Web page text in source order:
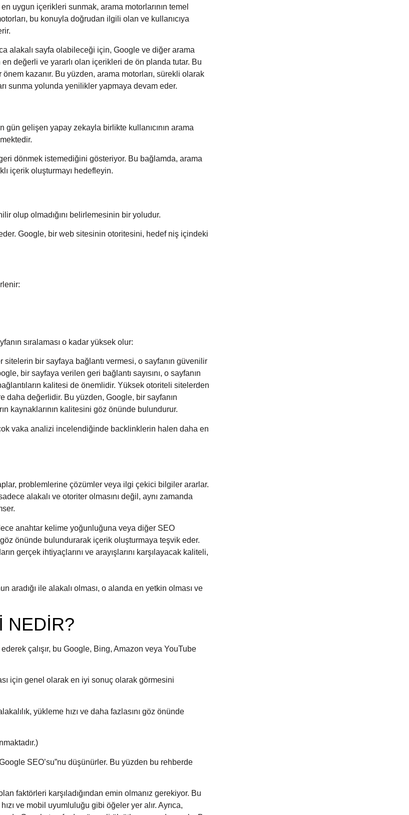
uygun içerikleri sunmak, arama motorlarının temel
bu konuyla doğrudan ilgili olan ve kullanıcıya
alakalı sayfa olabileceği için, Google ve diğer arama
değerli ve yararlı olan içerikleri de ön planda tutar. Bu
kazanır. Bu yüzden, arama motorları, sürekli olarak
sunma yolunda yenilikler yapmaya devam eder.
gelişen yapay zekayla birlikte kullanıcının arama
dönmek istemediğini gösteriyor. Bu bağlamda, arama
içerik oluşturmayı hedefleyin.
olup olmadığını belirlemesinin bir yoludur.
Google, bir web sitesinin otoritesini, hedef niş içindeki
sıralaması o kadar yüksek olur:
bir sayfaya bağlantı vermesi, o sayfanın güvenilir
bir sayfaya verilen geri bağlantı sayısını, o sayfanın
kalitesi de önemlidir. Yüksek otoriteli sitelerden
daha değerlidir. Bu yüzden, Google, bir sayfanın
kaynaklarının kalitesini göz önünde bulundurur.
vaka analizi incelendiğinde backlinklerin halen daha en
problemlerine çözümler veya ilgi çekici bilgiler ararlar.
alakalı ve otoriter olmasını değil, aynı zamanda
anahtar kelime yoğunluğuna veya diğer SEO
önünde bulundurarak içerik oluşturmaya teşvik eder.
gerçek ihtiyaçlarını ve arayışlarını karşılayacak kaliteli,
aradığı ile alakalı olması, o alanda en yetkin olması ve
NEDİR?
çalışır, bu Google, Bing, Amazon veya YouTube
için genel olarak en iyi sonuç olarak görmesini
yükleme hızı ve daha fazlasını göz önünde
SEO’su”nu düşünürler. Bu yüzden bu rehberde
faktörleri karşıladığından emin olmanız gerekiyor. Bu
ve mobil uyumluluğu gibi öğeler yer alır. Ayrıca,